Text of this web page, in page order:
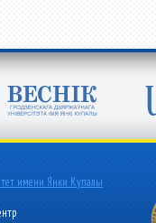
имени Янки Купалы